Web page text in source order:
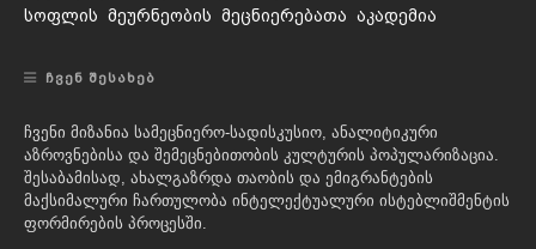
სოფლის მეურნეობის მეცნიერებათა აკადემია
ᲩᲕᲔᲜ ᲨᲔᲡᲐᲮᲔᲑ
ჩვენი მიზანია სამეცნიერო-სადისკუსიო, ანალიტიკური
აზროვნებისა და შემეცნებითობის კულტურის პოპულარიზაცია.
შესაბამისად, ახალგაზრდა თაობის და ემიგრანტების
მაქსიმალური ჩართულობა ინტელექტუალური ისტებლიშმენტის
ფორმირების პროცესში.